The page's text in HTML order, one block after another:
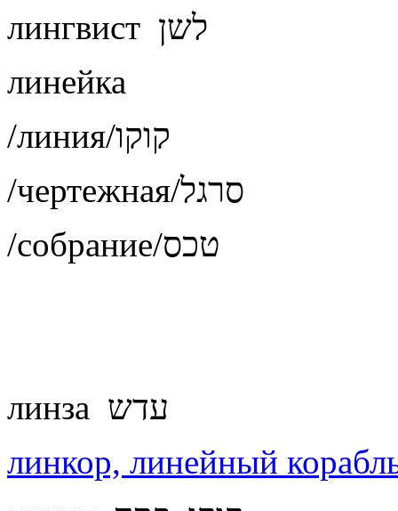
лингвист לשן
линейка
/линия/קוקו
/чертежная/סרגל
/собрание/טכס
линза עדש
линкор, линейный